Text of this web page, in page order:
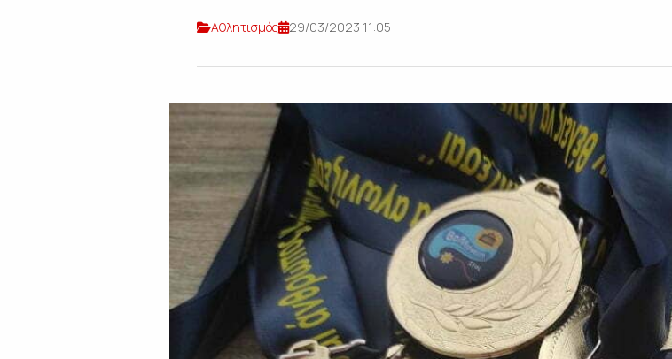
Αθλητισμός 29/03/2023 11:05